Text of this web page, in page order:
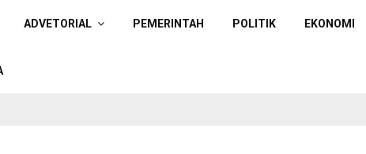
ADVETORIAL PEMERINTAH POLITIK EKONOMI